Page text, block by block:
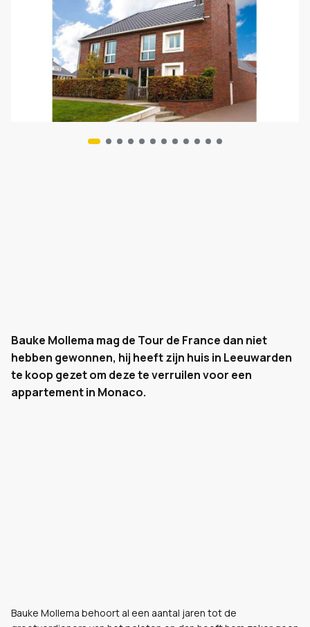
Bauke Mollema mag de Tour de France dan niet
hebben gewonnen, hij heeft zijn huis in Leeuwarden
te koop gezet om deze te verruilen voor een
appartement in Monaco.
Bauke Mollema behoort al een aantal jaren tot de